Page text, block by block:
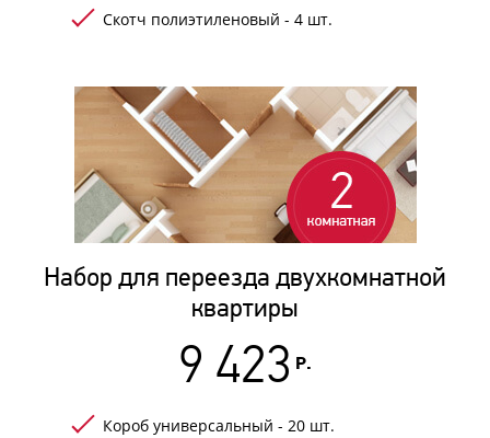
Скотч полиэтиленовый - 4 шт.
Набор для переезда двухкомнатной
квартиры
9 423 Р.
Короб универсальный - 20 шт.